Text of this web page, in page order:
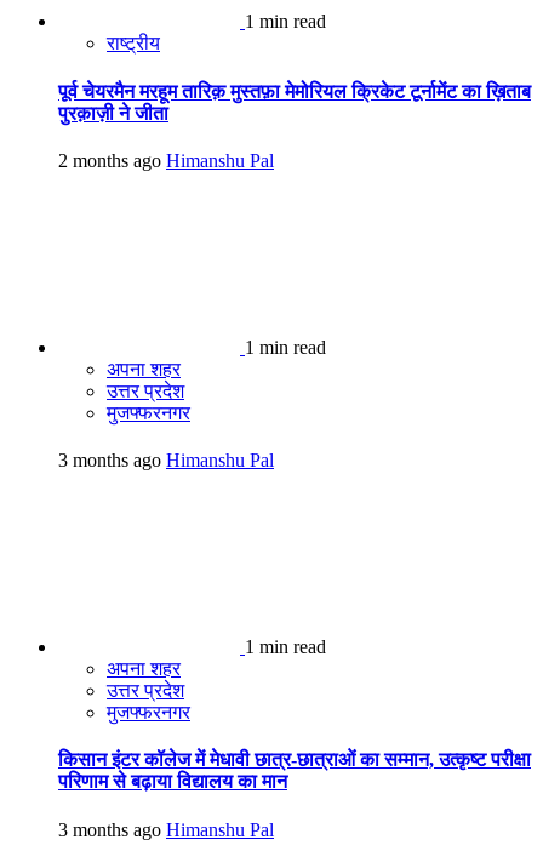
1 min read
राष्ट्रीय
पूर्व चेयरमैन मरहूम तारिक़ मुस्तफ़ा मेमोरियल क्रिकेट टूर्नामेंट का ख़िताब
पुरक़ाज़ी ने जीता
2 months ago Himanshu Pal
1 min read
अपना शहर
उत्तर प्रदेश
मुजफ्फरनगर
3 months ago Himanshu Pal
1 min read
अपना शहर
उत्तर प्रदेश
मुजफ्फरनगर
किसान इंटर कॉलेज में मेधावी छात्र-छात्राओं का सम्मान, उत्कृष्ट परीक्षा
परिणाम से बढ़ाया विद्यालय का मान
3 months ago Himanshu Pal